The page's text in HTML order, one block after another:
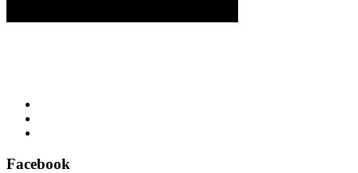
Facebook